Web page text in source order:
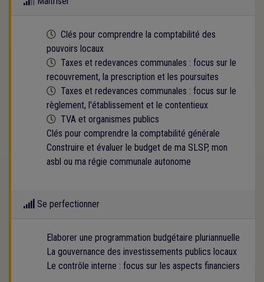
Cette formation est programmée
Clés pour comprendre la comptabilité des
pouvoirs locaux
Cette formation est programmée
Taxes et redevances communales : focus sur le
recouvrement, la prescription et les poursuites
Cette formation est programmée
Taxes et redevances communales : focus sur le
règlement, l'établissement et le contentieux
Cette formation est programmée
TVA et organismes publics
Clés pour comprendre la comptabilité générale
Construire et évaluer le budget de ma SLSP, mon
asbl ou ma régie communale autonome
Se perfectionner
Elaborer une programmation budgétaire pluriannuelle
La gouvernance des investissements publics locaux
Le contrôle interne : focus sur les aspects financiers